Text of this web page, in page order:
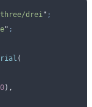
three/drei " ;
" ;
(
) ,